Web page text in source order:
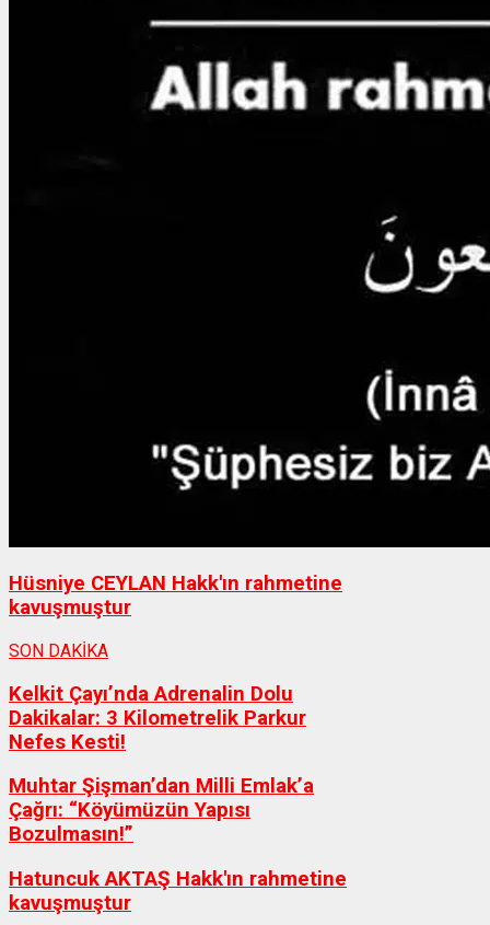
Hüsniye CEYLAN Hakk'ın rahmetine
kavuşmuştur
SON DAKİKA
Kelkit Çayı’nda Adrenalin Dolu
Dakikalar: 3 Kilometrelik Parkur
Nefes Kesti!
Muhtar Şişman’dan Milli Emlak’a
Çağrı: “Köyümüzün Yapısı
Bozulmasın!”
Hatuncuk AKTAŞ Hakk'ın rahmetine
kavuşmuştur